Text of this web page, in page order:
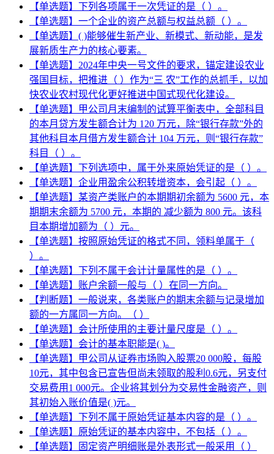
【单选题】下列各项属于一次凭证的是（ ）。
【单选题】一个企业的资产总额与权益总额（ ）。
【单选题】( )能够催生新产业、新模式、新动能，是发
展新质生产力的核心要素。
【单选题】2024年中央一号文件的要求，锚定建设农业
强国目标，把推进（ ）作为“三 农”工作的总抓手，以加
快农业农村现代化更好推进中国式现代化建设。
【单选题】甲公司月末编制的试算平衡表中，全部科目
的本月贷方发生额合计为 120 万元，除“银行存款”外的
其他科目本月借方发生额合计 104 万元，则“银行存款”
科目（ ）。
【单选题】下列选项中，属于外来原始凭证的是（ ）。
【单选题】企业用盈余公积转增资本，会引起（ ）。
【单选题】某资产类账户的本期期初余额为 5600 元，本
期期末余额为 5700 元，本期的 减少额为 800 元。该科
目本期增加额为（ ）元。
【单选题】按照原始凭证的格式不同，领料单属于（
）。
【单选题】下列不属于会计计量属性的是（ ）。
【单选题】账户余额一般与（ ）在同一方向。
【判断题】一般说来，各类账户的期末余额与记录增加
额的一方属同一方向。（ ）
【单选题】会计所使用的主要计量尺度是（ ）。
【单选题】会计的基本职能是( )。
【单选题】甲公司从证券市场购入股票20 000股，每股
10元，其中包含已宣告但尚未领取的股利0.6元，另支付
交易费用1 000元。企业将其划分为交易性金融资产，则
其初始入账价值是( )元。
【单选题】下列不属于原始凭证基本内容的是（ ）。
【单选题】原始凭证的基本内容中，不包括（ ）。
【单选题】固定资产明细账是外表形式一般采用（ ）